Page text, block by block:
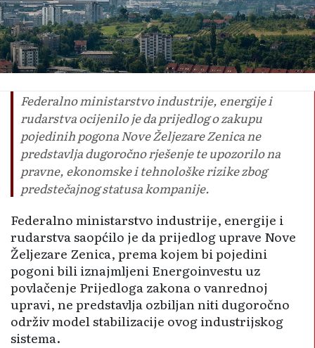
Federalno ministarstvo industrije, energije i
rudarstva ocijenilo je da prijedlog o zakupu
pojedinih pogona Nove Željezare Zenica ne
predstavlja dugoročno rješenje te upozorilo na
pravne, ekonomske i tehnološke rizike zbog
predstečajnog statusa kompanije.
Federalno ministarstvo industrije, energije i
rudarstva saopćilo je da prijedlog uprave Nove
Željezare Zenica, prema kojem bi pojedini
pogoni bili iznajmljeni Energoinvestu uz
povlačenje Prijedloga zakona o vanrednoj
upravi, ne predstavlja ozbiljan niti dugoročno
održiv model stabilizacije ovog industrijskog
sistema.